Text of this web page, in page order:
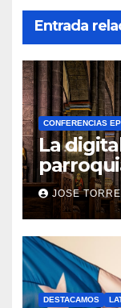
Entrada
CONFERENCIAS
La
realidad
la Iglesia
JOSE
DESTACAMOS